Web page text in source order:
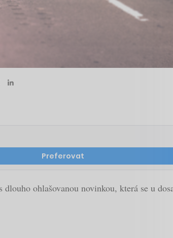
Preferovat
ohlašovanou novinkou, která se u